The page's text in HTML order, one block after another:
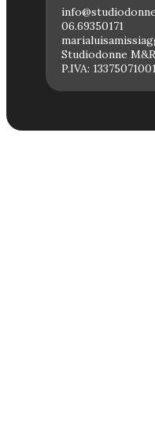
06.69350171
Studiodonne
P.IVA: